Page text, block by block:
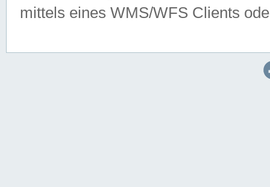
mittels eines WMS/WFS Clients